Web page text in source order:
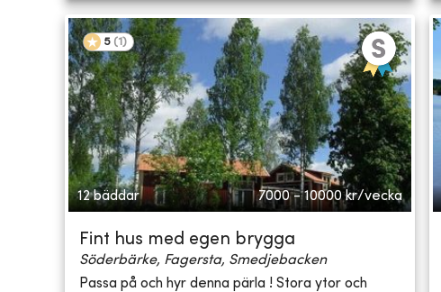
5 (1 )
12 bäddar 7000 - 10000 kr/vecka
Fint hus med egen brygga
Söderbärke, Fagersta, Smedjebacken
Passa på och hyr denna pärla ! Stora ytor och